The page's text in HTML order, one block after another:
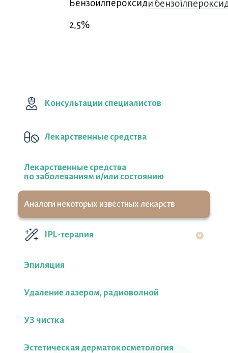
Консультации специалистов
Лекарственные средства
Лекарственные средства
по заболеваниям и/или состоянию
Аналоги некоторых известных лекарств
IPL-терапия
Эпиляция
Удаление лазером, радиоволной
УЗ чистка
Эстетическая дерматокосметология
Бензоилпероксид
2,5%
и